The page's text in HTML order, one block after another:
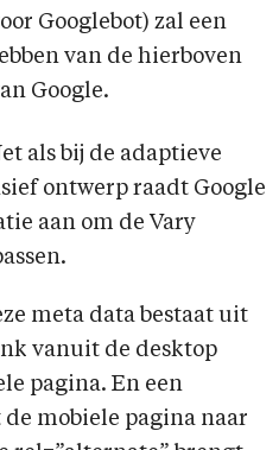
Googlebot) zal een
van de hierboven
Google.
als bij de adaptieve
ontwerp raadt Google
aan om de Vary
meta data bestaat uit
vanuit de desktop
pagina. En een
mobiele pagina naar